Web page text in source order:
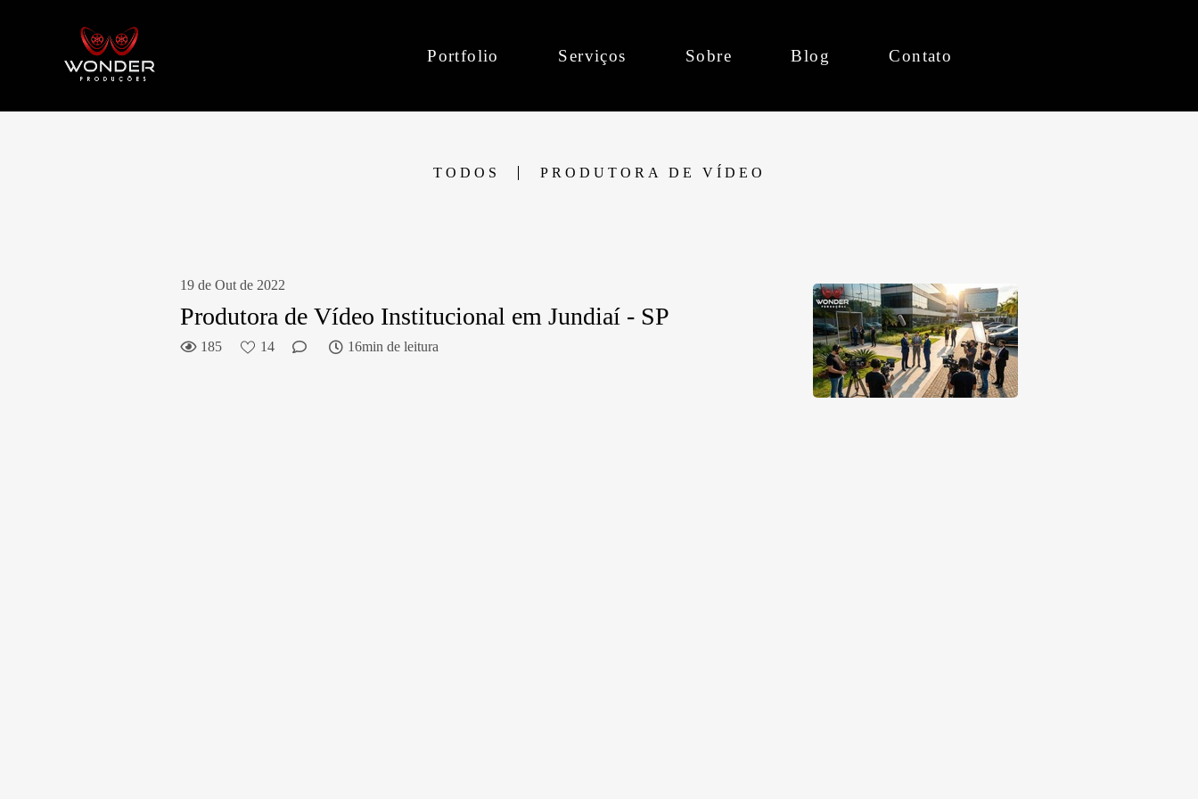
Portfolio Serviços Sobre Blog Contato
TODOS PRODUTORA DE VÍDEO
19 de Out de 2022
Produtora de Vídeo Institucional em Jundiaí - SP
185 14 16min de leitura